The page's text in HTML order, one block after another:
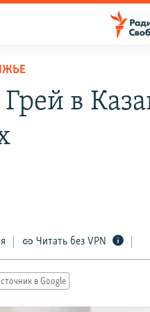
в
Читать без VPN
в Google